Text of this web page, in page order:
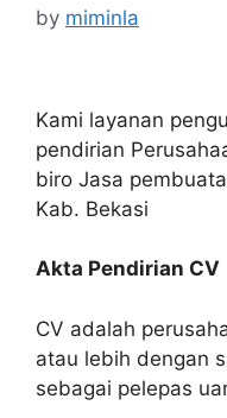
by miminla
Kami layanan
pendirian
biro Jasa
Kab. Bekasi
Akta Pendirian CV
CV adalah
atau lebih dengan
sebagai pelepas